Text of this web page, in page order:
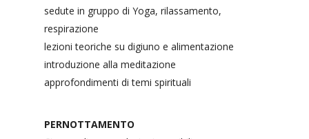
sedute in gruppo di Yoga, rilassamento,
respirazione
lezioni teoriche su digiuno e alimentazione
introduzione alla meditazione
approfondimenti di temi spirituali
PERNOTTAMENTO